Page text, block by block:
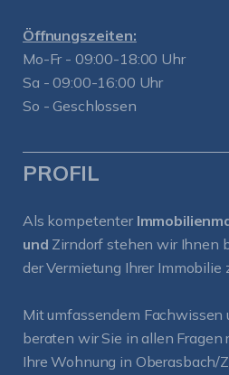
Öffnungszeiten:
Mo-Fr - 09:00-18:00 Uhr
Sa - 09:00-16:00 Uhr
So - Geschlossen
PROFIL
Als kompetenter
und Zirndorf stehen wir Ihnen
der Vermietung Ihrer Immobilie
Mit umfassendem Fachwissen
beraten wir Sie in allen Fragen
Ihre Wohnung in Oberasbach/